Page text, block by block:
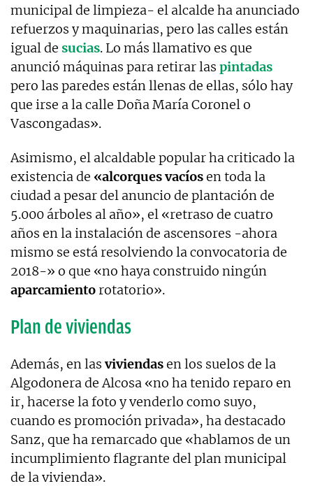
municipal de limpieza- el alcalde ha anunciado
refuerzos y maquinarias, pero las calles están
igual de sucias. Lo más llamativo es que
anunció máquinas para retirar las pintadas
pero las paredes están llenas de ellas, sólo hay
que irse a la calle Doña María Coronel o
Vascongadas».
Asimismo, el alcaldable popular ha criticado la
existencia de «alcorques vacíosen toda la
ciudad a pesar del anuncio de plantación de
5.000 árboles al año», el «retraso de cuatro
años en la instalación de ascensores -ahora
mismo se está resolviendo la convocatoria de
2018-» o que «no haya construido ningún
aparcamientorotatorio».
Plan de viviendas
Además, en lasviviendasen los suelos de la
Algodonera de Alcosa «no ha tenido reparo en
ir, hacerse la foto y venderlo como suyo,
cuando es promoción privada», ha destacado
Sanz, que ha remarcado que «hablamos de un
incumplimiento flagrante del plan municipal
de la vivienda».